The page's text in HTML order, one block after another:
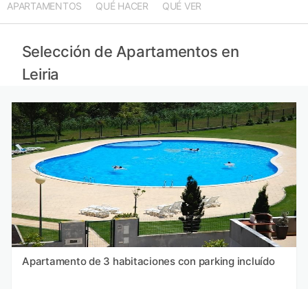
Apartamentos en Setúbal
Apartamentos en Viana do Castelo
Apartamentos en Galicia
APARTAMENTOS QUÉ HACER QUÉ VER
Selección de Apartamentos en
Leiria
Apartamento de 3 habitaciones con parking incluído